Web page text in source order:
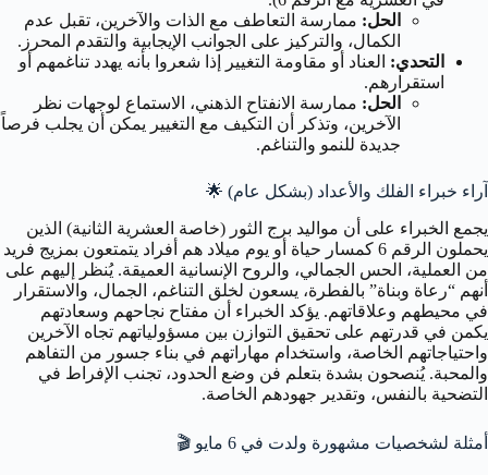
الحل: ممارسة التعاطف مع الذات والآخرين، تقبل عدم
الكمال، والتركيز على الجوانب الإيجابية والتقدم المحرز.
التحدي: العناد أو مقاومة التغيير إذا شعروا بأنه يهدد تناغمهم أو
استقرارهم.
الحل: ممارسة الانفتاح الذهني، الاستماع لوجهات نظر
الآخرين، وتذكر أن التكيف مع التغيير يمكن أن يجلب فرصاً
جديدة للنمو والتناغم.
آراء خبراء الفلك والأعداد (بشكل عام) 🌟
يجمع الخبراء على أن مواليد برج الثور (خاصة العشرية الثانية) الذين
يحملون الرقم 6 كمسار حياة أو يوم ميلاد هم أفراد يتمتعون بمزيج فريد
من العملية، الحس الجمالي، والروح الإنسانية العميقة. يُنظر إليهم على
أنهم “رعاة وبناة” بالفطرة، يسعون لخلق التناغم، الجمال، والاستقرار
في محيطهم وعلاقاتهم. يؤكد الخبراء أن مفتاح نجاحهم وسعادتهم
يكمن في قدرتهم على تحقيق التوازن بين مسؤولياتهم تجاه الآخرين
واحتياجاتهم الخاصة، واستخدام مهاراتهم في بناء جسور من التفاهم
والمحبة. يُنصحون بشدة بتعلم فن وضع الحدود، تجنب الإفراط في
التضحية بالنفس، وتقدير جهودهم الخاصة.
أمثلة لشخصيات مشهورة ولدت في 6 مايو 🎬